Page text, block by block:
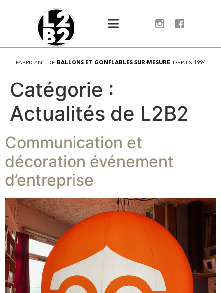
FABRICANT DE BAL LO NS ET GO N F LAB L ES SUR-M ESURE DEPUIS 1994
Catégorie :
Actualités de L2B2
Communication et
décoration événement
d’entreprise